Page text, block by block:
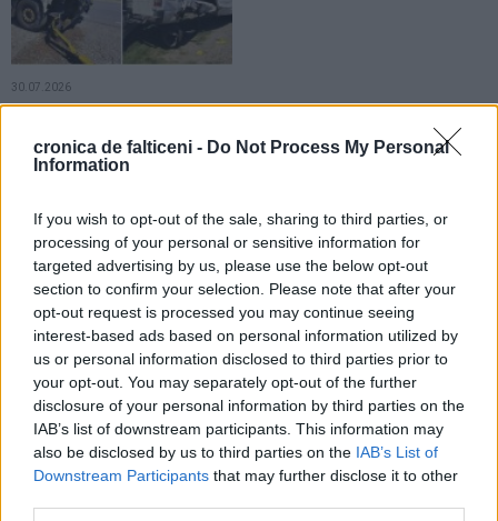
cronica de falticeni - Do Not Process My Personal
Information
If you wish to opt-out of the sale, sharing to third parties, or
processing of your personal or sensitive information for
targeted advertising by us, please use the below opt-out
section to confirm your selection. Please note that after your
opt-out request is processed you may continue seeing
interest-based ads based on personal information utilized by
us or personal information disclosed to third parties prior to
your opt-out. You may separately opt-out of the further
disclosure of your personal information by third parties on the
IAB’s list of downstream participants. This information may
also be disclosed by us to third parties on the IAB’s List of
Downstream Participants that may further disclose it to other
30.07.2026
autovehicul de marfă s-au ciocnit.
Un șofer este rănit
RURAL
27.07.2026
20 de ani de „Cântec, joc și voie
bună”. Comuna Drăgușeni și-a
sărbătorit valorile locale printr-un
eveniment special
RURAL
27.07.2026
Comuna Bogdănești finalizează
proiectul de reabilitare energetică
pentru Căminul Cultural Bogdănești